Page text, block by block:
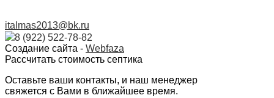
italmas2013@bk.ru
8 (922) 522-78-82
Создание сайта - Webfaza
Рассчитать стоимость септика
Оставьте ваши контакты, и наш менеджер
свяжется с Вами в ближайшее время.